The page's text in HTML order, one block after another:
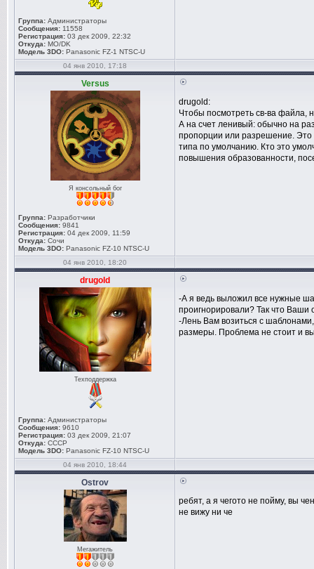
Группа: Администраторы
Сообщения: 11558
Регистрация: 03 дек 2009, 22:32
Откуда: MO/DK
Модель 3DO: Panasonic FZ-1 NTSC-U
04 янв 2010, 17:18
Versus
Я консольный бог
Группа: Разработчики
Сообщения: 9841
Регистрация: 04 дек 2009, 11:59
Откуда: Сочи
Модель 3DO: Panasonic FZ-10 NTSC-U
drugold:
Чтобы посмотреть св-ва файла,
А на счет ленивый: обычно на
пропорции или разрешение. Это
типа по умолчанию. Кто это
повышения образованности,
04 янв 2010, 18:20
drugold
Техподдержка
Группа: Администраторы
Сообщения: 9610
Регистрация: 03 дек 2009, 21:07
Откуда: СССР
Модель 3DO: Panasonic FZ-10 NTSC-U
-А я ведь выложил все нужные
проигнорировали? Так что Ваши
-Лень Вам возиться с
размеры. Проблема не стоит и
04 янв 2010, 18:44
Ostrov
Мегажитель
ребят, а я чегото не пойму, вы
не вижу ни че